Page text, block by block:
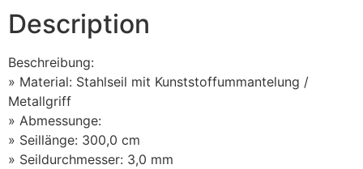
Description
Beschreibung:
» Material: Stahlseil mit Kunststoffummantelung /
Metallgriff
» Abmessunge:
» Seillänge: 300,0 cm
» Seildurchmesser: 3,0 mm